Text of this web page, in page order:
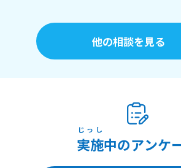
他の相談を見る
実施
じっし
中のアンケ